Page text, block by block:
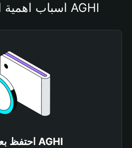
أسباب أهمية استخدام محفظة AGHI
احتفظ بعملات AGHI